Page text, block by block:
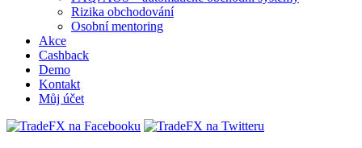
Rizika obchodování
Osobní mentoring
Akce
Cashback
Demo
Kontakt
Můj účet